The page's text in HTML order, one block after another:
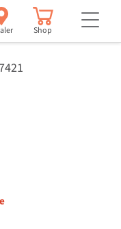
Shop